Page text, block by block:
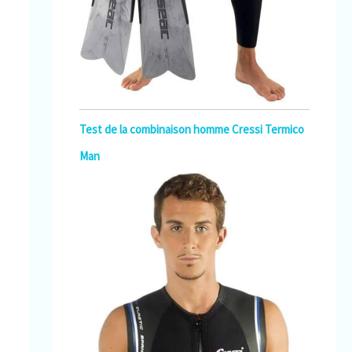
Test de la combinaison homme Cressi Termico
Man